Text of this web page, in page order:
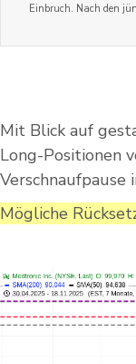
Einbruch. Nach den
Mit Blick auf
Long-Positionen
Verschnaufpause
Mögliche